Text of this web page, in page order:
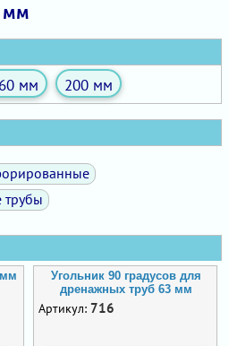
мм
мм 200 мм
трубы
мм
Угольник 90 градусов для
дренажных труб 63 мм
Артикул: 716